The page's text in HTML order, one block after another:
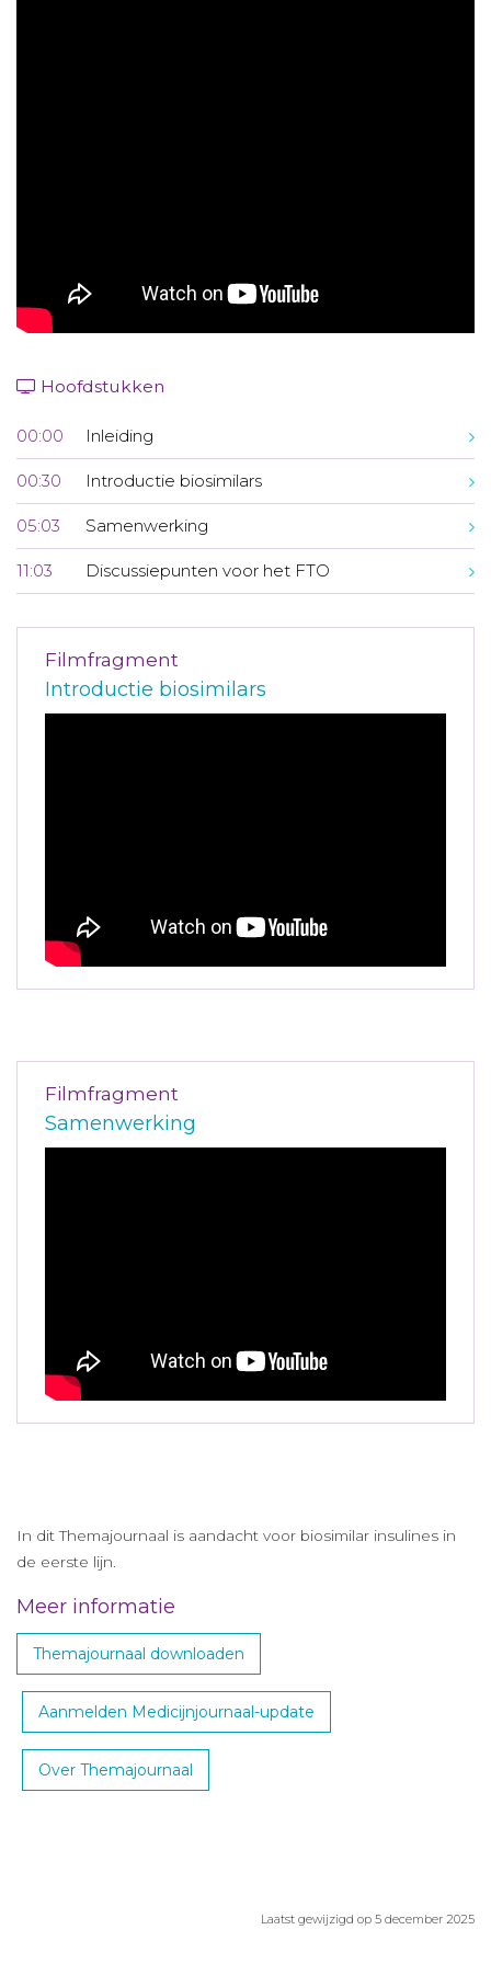
Hoofdstukken
00:00 Inleiding
00:30 Introductie biosimilars
05:03 Samenwerking
11:03 Discussiepunten voor het FTO
Filmfragment
Introductie biosimilars
Filmfragment
Samenwerking
In dit Themajournaal is aandacht voor biosimilar insulines in
de eerste lijn.
Meer informatie
Themajournaal downloaden
Aanmelden Medicijnjournaal-update
Over Themajournaal
Laatst gewijzigd op 5 december 2025